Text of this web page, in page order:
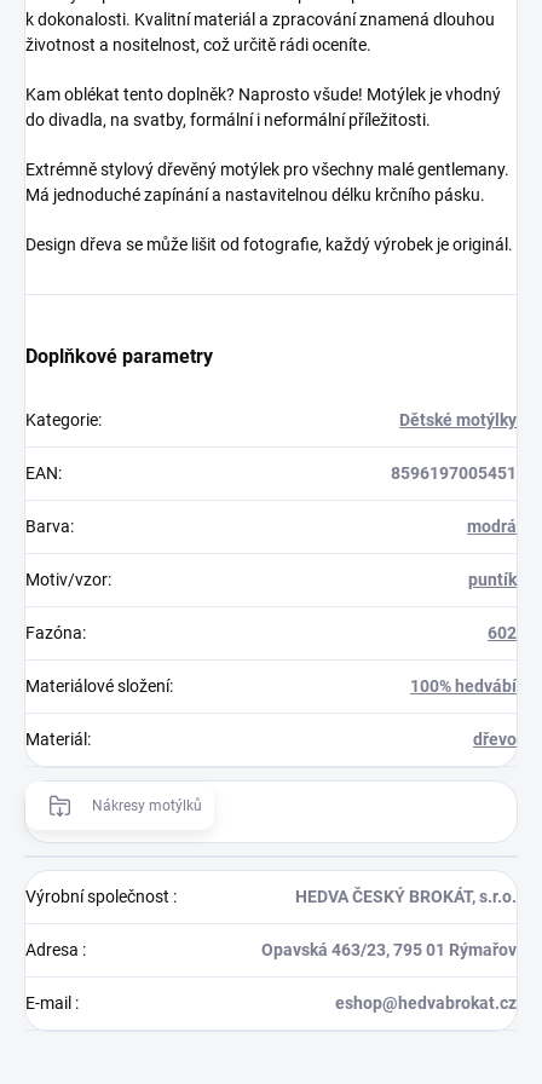
k dokonalosti. Kvalitní materiál a zpracování znamená dlouhou
životnost a nositelnost, což určitě rádi oceníte.
Kam oblékat tento doplněk? Naprosto všude! Motýlek je vhodný
do divadla, na svatby, formální i neformální příležitosti.
Extrémně stylový dřevěný motýlek pro všechny malé gentlemany.
Má jednoduché zapínání a nastavitelnou délku krčního pásku.
Design dřeva se může lišit od fotografie, každý výrobek je originál.
Doplňkové parametry
Kategorie: Dětské motýlky
EAN: 8596197005451
Barva: modrá
Motiv/vzor: puntík
Fazóna: 602
Materiálové složení: 100% hedvábí
Materiál : dřevo
Nákresy motýlků
Výrobní společnost : HEDVA ČESKÝ BROKÁT, s.r.o.
Adresa : Opavská 463/23, 795 01 Rýmařov
E-mail : eshop@hedvabrokat.cz